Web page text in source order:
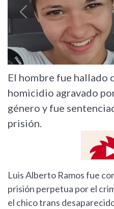
Previous
El hombre fue hallado
homicidio agravado
género y fue
prisión.
Luis Alberto Ramos fue
prisión perpetua por el
el chico trans